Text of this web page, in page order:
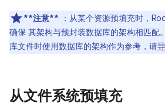
**注意** ：从某个资源预填充时，
确保 其架构与预封装数据库的架构相匹配
库文件时使用数据库的架构作为参考，请
从文件系统预填充